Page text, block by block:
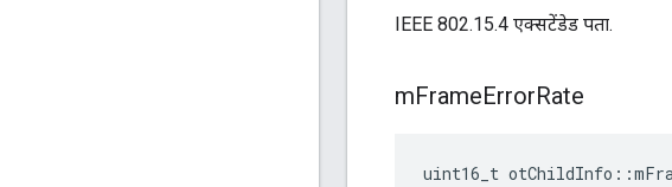
IEEE 802.15.4 एक्सटेंडेड पता.
mFrameErrorRate
uint16_t otChildInfo ::